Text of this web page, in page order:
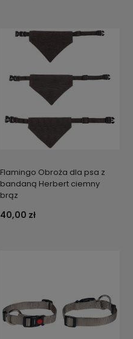
Flamingo Obroża dla psa z
bandaną Herbert ciemny
brąz
40,00 zł